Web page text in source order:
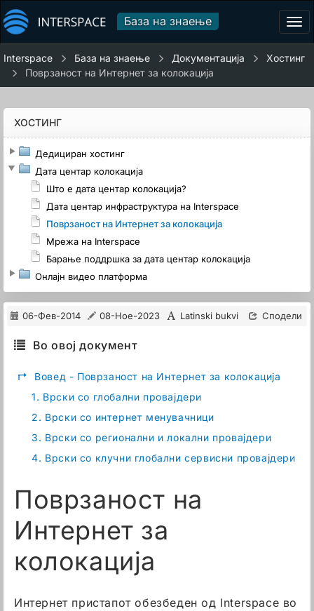
База на знаење
Interspace База на знаење Документација
Хостинг
Поврзаност на Интернет за колокација
ХОСТИНГ
Дедициран хостинг
Дата центар колокација
Што е дата центар колокација?
Дата центар инфраструктура на Interspace
Поврзаност на Интернет за колокација
Мрежа на Interspace
Барање поддршка за дата центар колокација
Онлајн видео платформа
06-Фев-2014 08-Ное-2023 Latinski bukvi Сподели
Во овој документ
↱
Вовед - Поврзаност на Интернет за колокација
1. Врски со глобални провајдери
2. Врски со интернет менувачници
3. Врски со регионални и локални провајдери
4. Врски со клучни глобални сервисни провајдери
Поврзаност на
Интернет за
колокација
Интернет пристапот обезбеден од Interspace во